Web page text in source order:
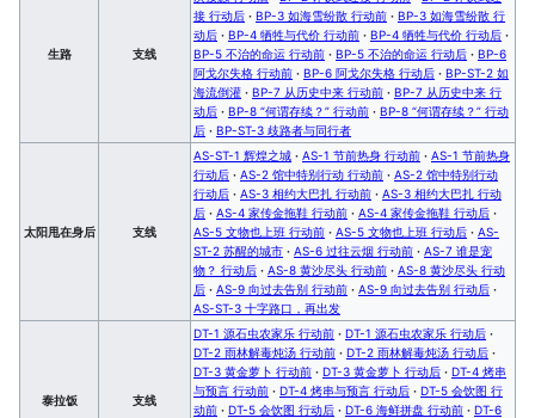
生路 支线
接 行动后 · BP-3 如海雪纷散 行动前 · BP-3 如海雪纷散 行
动后 · BP-4 牺牲与代价 行动前 · BP-4 牺牲与代价 行动后 ·
BP-5 不治的命运 行动前 · BP-5 不治的命运 行动后 · BP-6
阿戈尔失格 行动前 · BP-6 阿戈尔失格 行动后 · BP-ST-2 如
海流倒灌 · BP-7 从历史中来 行动前 · BP-7 从历史中来 行
动后 · BP-8 “何谓存续？” 行动前 · BP-8 “何谓存续？” 行动
后 · BP-ST-3 歧路者与同行者
太阳甩在身后 支线
AS-ST-1 辉煌之城 · AS-1 节前热身 行动前 · AS-1 节前热身
行动后 · AS-2 馆中特别行动 行动前 · AS-2 馆中特别行动
行动后 · AS-3 相约大巴扎 行动前 · AS-3 相约大巴扎 行动
后 · AS-4 家传金拖鞋 行动前 · AS-4 家传金拖鞋 行动后 ·
AS-5 文物也上班 行动前 · AS-5 文物也上班 行动后 · AS-
ST-2 苏醒的城市 · AS-6 过往云烟 行动前 · AS-7 谁是宠
物？ 行动后 · AS-8 黄沙尽头 行动前 · AS-8 黄沙尽头 行动
后 · AS-9 向过去告别 行动前 · AS-9 向过去告别 行动后 ·
AS-ST-3 十字路口，再出发
泰拉饭 支线
DT-1 源石虫农家乐 行动前 · DT-1 源石虫农家乐 行动后 ·
DT-2 雨林解毒炖汤 行动前 · DT-2 雨林解毒炖汤 行动后 ·
DT-3 黄金萝卜 行动前 · DT-3 黄金萝卜 行动后 · DT-4 烤串
与预言 行动前 · DT-4 烤串与预言 行动后 · DT-5 会饮图 行
动前 · DT-5 会饮图 行动后 · DT-6 海鲜拼盘 行动前 · DT-6